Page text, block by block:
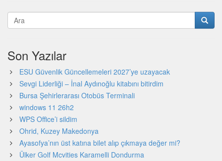
Son Yazılar
ESU Güvenlik Güncellemeleri 2027’ye uzayacak
Sevgi Liderliği – İnal Aydınoğlu kitabını bitirdim
Bursa Şehirlerarası Otobüs Terminali
windows 11 26h2
WPS Office’i sildim
Ohrid, Kuzey Makedonya
Ayasofya’nın üst katına bilet alıp çıkmaya değer mi?
Ülker Golf Mcvities Karamelli Dondurma